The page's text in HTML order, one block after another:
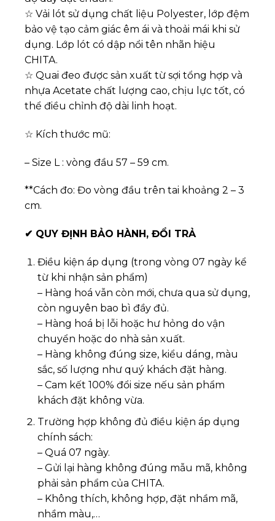
☆ Vải lót sử dụng chất liệu Polyester, lớp đệm
bảo vệ tạo cảm giác êm ái và thoải mái khi sử
dụng. Lớp lót có dập nổi tên nhãn hiệu
CHITA.
☆ Quai đeo được sản xuất từ sợi tổng hợp và
nhựa Acetate chất lượng cao, chịu lực tốt, có
thể điều chỉnh độ dài linh hoạt.
☆ Kích thước mũ:
– Size L : vòng đầu 57 – 59 cm.
**Cách đo: Đo vòng đầu trên tai khoảng 2 – 3
cm.
✔ QUY ĐỊNH BẢO HÀNH, ĐỔI TRẢ
Điều kiện áp dụng (trong vòng 07 ngày kể
từ khi nhận sản phẩm)
– Hàng hoá vẫn còn mới, chưa qua sử dụng,
còn nguyên bao bì đầy đủ.
– Hàng hoá bị lỗi hoặc hư hỏng do vận
chuyển hoặc do nhà sản xuất.
– Hàng không đúng size, kiểu dáng, màu
sắc, số lượng như quý khách đặt hàng.
– Cam kết 100% đổi size nếu sản phẩm
khách đặt không vừa.
Trường hợp không đủ điều kiện áp dụng
chính sách:
– Quá 07 ngày.
– Gửi lại hàng không đúng mẫu mã, không
phải sản phẩm của CHITA.
– Không thích, không hợp, đặt nhầm mã,
nhầm màu,…